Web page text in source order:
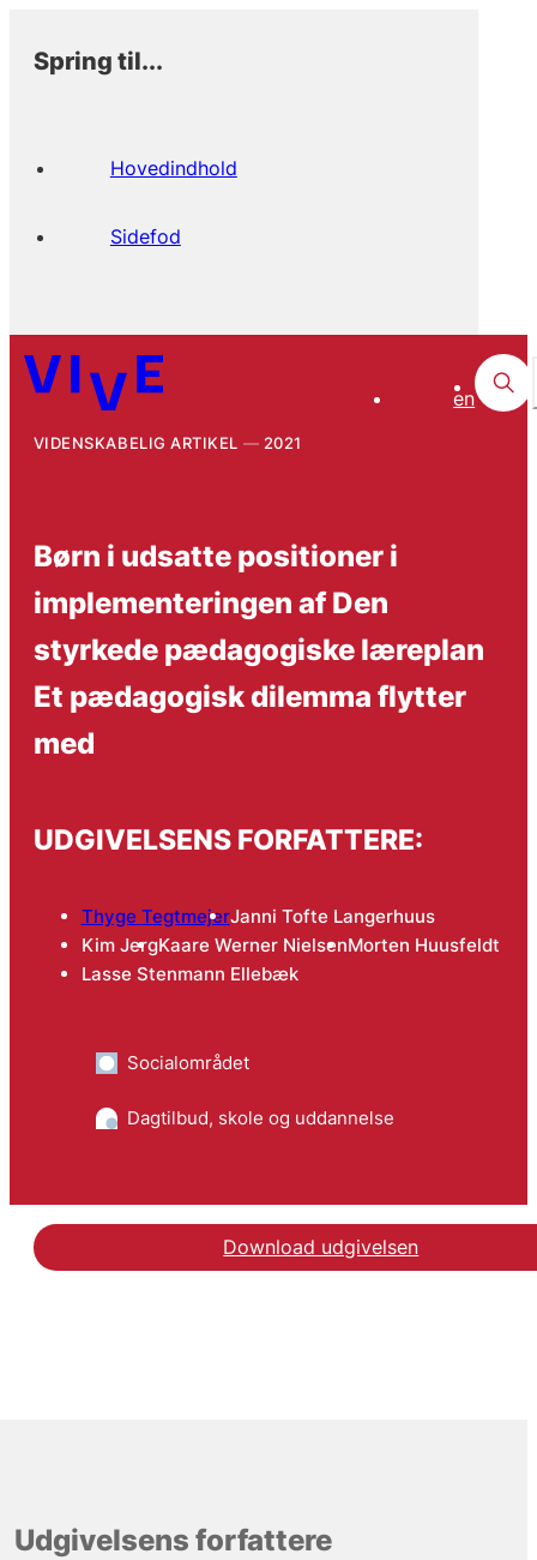
Spring til...
Hovedindhold
Sidefod
en
VIDENSKABELIG ARTIKEL 2021
Børn i udsatte positioner i
implementeringen af Den
styrkede pædagogiske læreplan
Et pædagogisk dilemma flytter
med
UDGIVELSENS FORFATTERE:
Thyge TegtmejerJanni Tofte Langerhuus
Kim JergKaare Werner NielsenMorten Huusfeldt
Lasse Stenmann Ellebæk
Socialområdet
Dagtilbud, skole og uddannelse
Download udgivelsen
Udgivelsens forfattere